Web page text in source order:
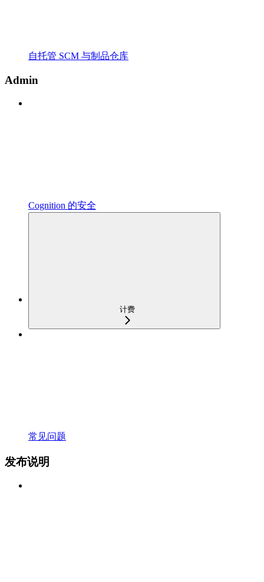
自托管 SCM 与制品仓库
Admin
Cognition 的安全
计费
常见问题
发布说明